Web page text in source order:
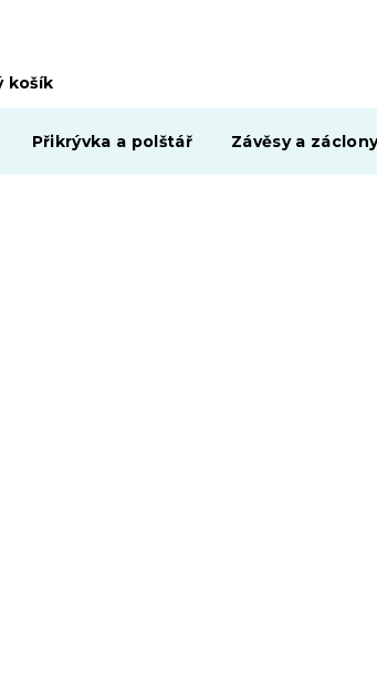
košík
Přikrývka a polštář Závěsy a